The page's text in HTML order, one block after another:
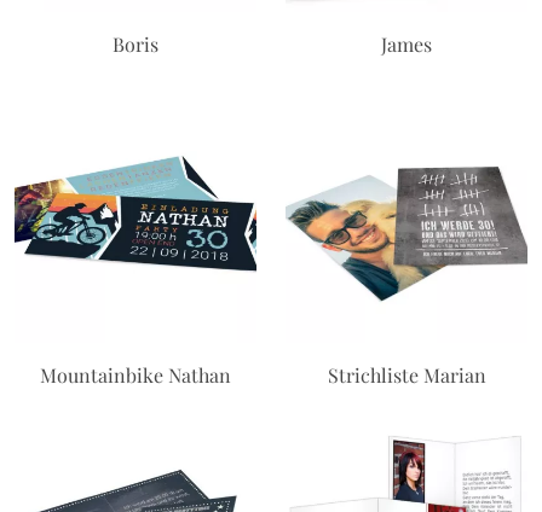
Boris James
Mountainbike Nathan Strichliste Marian